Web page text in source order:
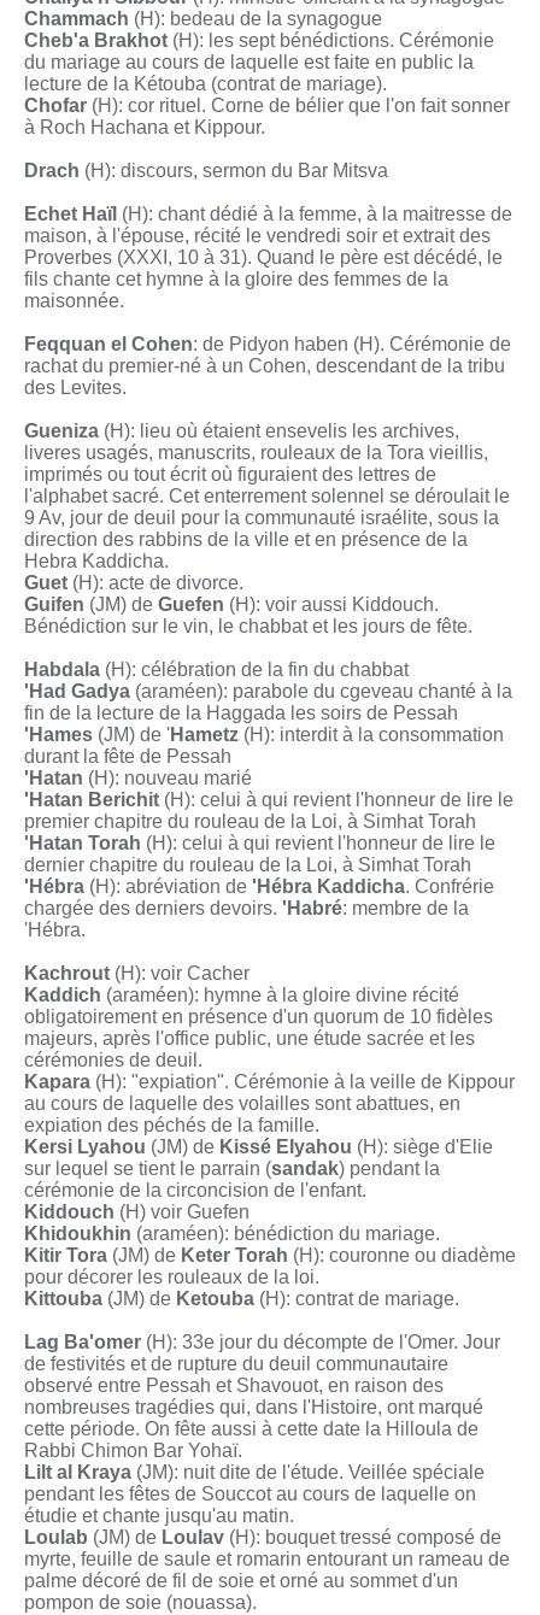
Chammach (H): bedeau de la synagogue
Cheb'a Brakhot (H): les sept bénédictions. Cérémonie
du mariage au cours de laquelle est faite en public la
lecture de la Kétouba (contrat de mariage).
Chofar (H): cor rituel. Corne de bélier que l'on fait sonner
à Roch Hachana et Kippour.
Drach (H): discours, sermon du Bar Mitsva
Echet Haïl (H): chant dédié à la femme, à la maitresse de
maison, à l'épouse, récité le vendredi soir et extrait des
Proverbes (XXXI, 10 à 31). Quand le père est décédé, le
fils chante cet hymne à la gloire des femmes de la
maisonnée.
Feqquan el Cohen: de Pidyon haben (H). Cérémonie de
rachat du premier-né à un Cohen, descendant de la tribu
des Levites.
Gueniza (H): lieu où étaient ensevelis les archives,
liveres usagés, manuscrits, rouleaux de la Tora vieillis,
imprimés ou tout écrit où figuraient des lettres de
l'alphabet sacré. Cet enterrement solennel se déroulait le
9 Av, jour de deuil pour la communauté israélite, sous la
direction des rabbins de la ville et en présence de la
Hebra Kaddicha.
Guet (H): acte de divorce.
Guifen (JM) de Guefen (H): voir aussi Kiddouch.
Bénédiction sur le vin, le chabbat et les jours de fête.
Habdala (H): célébration de la fin du chabbat
'Had Gadya (araméen): parabole du cgeveau chanté à la
fin de la lecture de la Haggada les soirs de Pessah
'Hames (JM) de 'Hametz (H): interdit à la consommation
durant la fête de Pessah
'Hatan (H): nouveau marié
'Hatan Berichit (H): celui à qui revient l'honneur de lire le
premier chapitre du rouleau de la Loi, à Simhat Torah
'Hatan Torah (H): celui à qui revient l'honneur de lire le
dernier chapitre du rouleau de la Loi, à Simhat Torah
'Hébra (H): abréviation de 'Hébra Kaddicha. Confrérie
chargée des derniers devoirs. 'Habré: membre de la
'Hébra.
Kachrout (H): voir Cacher
Kaddich (araméen): hymne à la gloire divine récité
obligatoirement en présence d'un quorum de 10 fidèles
majeurs, après l'office public, une étude sacrée et les
cérémonies de deuil.
Kapara (H): "expiation". Cérémonie à la veille de Kippour
au cours de laquelle des volailles sont abattues, en
expiation des péchés de la famille.
Kersi Lyahou (JM) de Kissé Elyahou (H): siège d'Elie
sur lequel se tient le parrain (sandak) pendant la
cérémonie de la circoncision de l'enfant.
Kiddouch (H) voir Guefen
Khidoukhin (araméen): bénédiction du mariage.
Kitir Tora (JM) de Keter Torah (H): couronne ou diadème
pour décorer les rouleaux de la loi.
Kittouba (JM) de Ketouba (H): contrat de mariage.
Lag Ba'omer (H): 33e jour du décompte de l'Omer. Jour
de festivités et de rupture du deuil communautaire
observé entre Pessah et Shavouot, en raison des
nombreuses tragédies qui, dans l'Histoire, ont marqué
cette période. On fête aussi à cette date la Hilloula de
Rabbi Chimon Bar Yohaï.
Lilt al Kraya (JM): nuit dite de l'étude. Veillée spéciale
pendant les fêtes de Souccot au cours de laquelle on
étudie et chante jusqu'au matin.
Loulab (JM) de Loulav (H): bouquet tressé composé de
myrte, feuille de saule et romarin entourant un rameau de
palme décoré de fil de soie et orné au sommet d'un
pompon de soie (nouassa).